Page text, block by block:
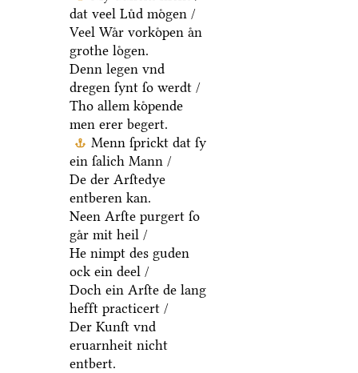
dat veel Luͤd moͤgen /
Veel Waͤr vorkoͤpen aͤn
grothe loͤgen.
Denn legen vnd
dregen ſynt ſo werdt /
Tho allem koͤpende
men erer begert.
Menn ſprickt dat ſy
ein ſalich Mann /
De der Arſtedye
entberen kan.
Neen Arſte purgert ſo
gaͤr mit heil /
He nimpt des guden
ock ein deel /
Doch ein Arſte de lang
hefft practicert /
Der Kunſt vnd
eruarnheit nicht
entbert.